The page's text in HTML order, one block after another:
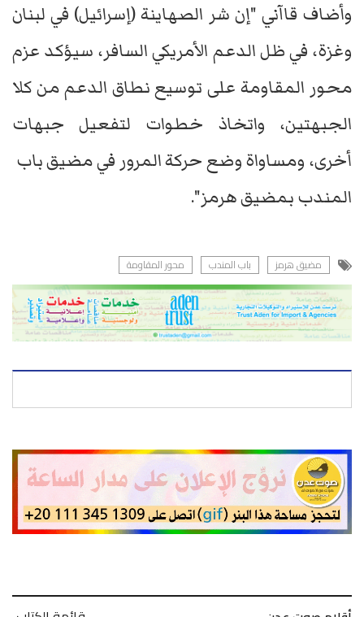
وأضاف قاآني "إن شر الصهاينة (إسرائيل) ‌في ⁠لبنان
وغزة، في ظل الدعم الأمريكي السافر، سيؤكد عزم
محور ​المقاومة على ​توسيع ⁠نطاق الدعم من كلا
الجبهتين، ​واتخاذ خطوات لتفعيل ​جبهات
⁠أخرى، ومساواة وضع حركة المرور في مضيق ⁠باب ​
المندب بمضيق ​هرمز".
مضيق هرمز باب المندب محور المقاومة